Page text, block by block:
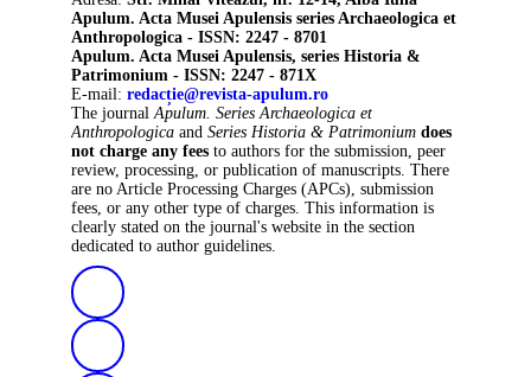
Apulum. Acta Musei Apulensis series Archaeologica et
Anthropologica - ISSN: 2247 - 8701
Apulum. Acta Musei Apulensis, series Historia &
Patrimonium - ISSN: 2247 - 871X
E-mail: redacție@revista-apulum.ro
The journal Apulum. Series Archaeologica et
Anthropologica and Series Historia & Patrimonium does
not charge any fees to authors for the submission, peer
review, processing, or publication of manuscripts. There
are no Article Processing Charges (APCs), submission
fees, or any other type of charges. This information is
clearly stated on the journal's website in the section
dedicated to author guidelines.